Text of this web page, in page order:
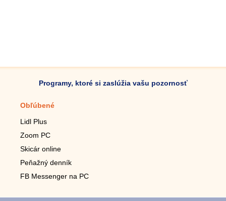
Programy, ktoré si zaslúžia vašu pozornosť
Obľúbené
Lidl Plus
Zoom PC
Skicár online
Peňažný denník
FB Messenger na PC